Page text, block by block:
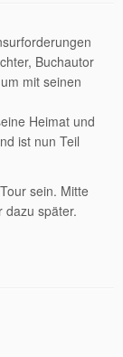
Buchautor
mit seinen
Heimat und
ist nun Teil
sein. Mitte
dazu später.